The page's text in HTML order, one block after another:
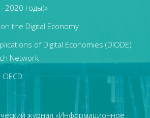
годы)»
the Digital Economy
of Digital Economies (DIODE)
Network
журнал «Информационное